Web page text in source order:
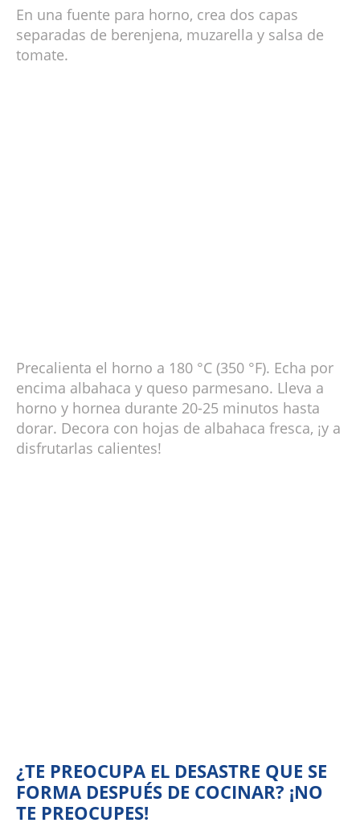
En una fuente para horno, crea dos capas
separadas de berenjena, muzarella y salsa de
tomate.
Precalienta el horno a 180 °C (350 °F). Echa por
encima albahaca y queso parmesano. Lleva a
horno y hornea durante 20-25 minutos hasta
dorar. Decora con hojas de albahaca fresca, ¡y a
disfrutarlas calientes!
¿TE PREOCUPA EL DESASTRE QUE SE
FORMA DESPUÉS DE COCINAR? ¡NO
TE PREOCUPES!